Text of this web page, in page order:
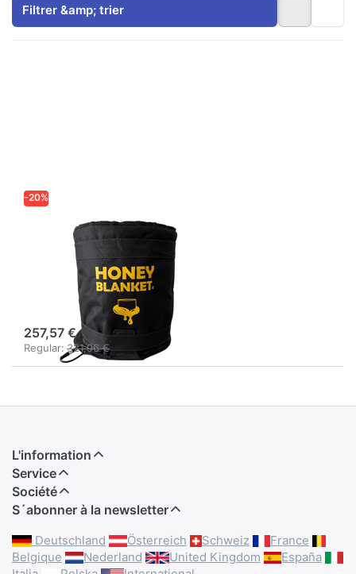
Filtrer &amp; trier
-20%
HONEYBLANKET
Honey Blanket -
couverture
chauffante pour
257,57 €
Regular: 321,96 €
L'information
Service
Société
S´abonner à la newsletter
Deutschland Österreich Schweiz
France
Belgique
Nederland United Kingdom
España